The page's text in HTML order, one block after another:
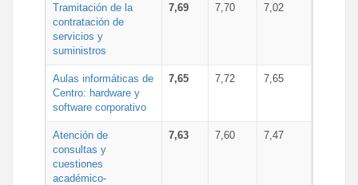
Tramitación de la
contratación de
servicios y
suministros
7,69 7,70 7,02
Aulas informáticas de
Centro: hardware y
software corporativo
7,65 7,72 7,65
Atención de
consultas y
cuestiones
académico-
7,63 7,60 7,47